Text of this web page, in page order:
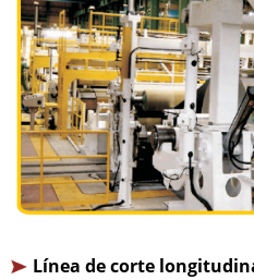
Línea de corte